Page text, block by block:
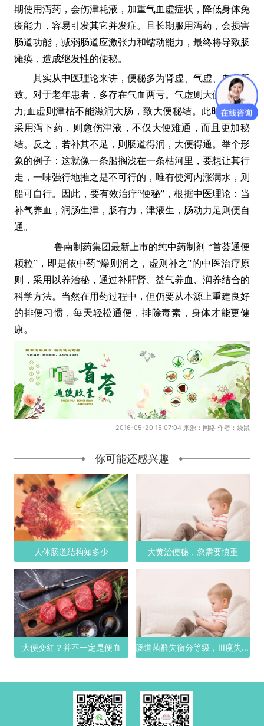
期使用泻药，会伤津耗液，加重气血虚症状，降低身体免
疫能力，容易引发其它并发症。且长期服用泻药，会损害
肠道功能，减弱肠道应激张力和蠕动能力，最终将导致肠
瘫痪，造成继发性的便秘。
其实从中医理论来讲，便秘多为肾虚、气虚、血虚所
致。对于老年患者，多存在气血两亏。气虚则大便传送无
力;血虚则津枯不能滋润大肠，致大便秘结。此时若一味
采用泻下药，则愈伤津液，不仅大便难通，而且更加秘
结。反之，若补其不足，则肠道得润，大便得通。举个形
象的例子：这就像一条船搁浅在一条枯河里，要想让其行
走，一味强行地推之是不可行的，唯有使河内涨满水，则
船可自行。因此，要有效治疗“便秘”，根据中医理论：当
补气养血，润肠生津，肠有力，津液生，肠动力足则便自
通。
鲁南制药集团最新上市的纯中药制剂 “首荟通便
颗粒”，即是依中药“燥则润之，虚则补之”的中医治疗原
则，采用以养治秘，通过补肝肾、益气养血、润养结合的
科学方法。当然在用药过程中，但仍要从本源上重建良好
的排便习惯，每天轻松通便，排除毒素，身体才能更健
康。
2016-05-20 15:07:04 来源：网络 作者：袋鼠
你可能还感兴趣
人体肠道结构知多少 大黄治便秘，您需要慎重
大便变红？并不一定是便血 肠道菌群失衡分等级，III度失衡有多严重？